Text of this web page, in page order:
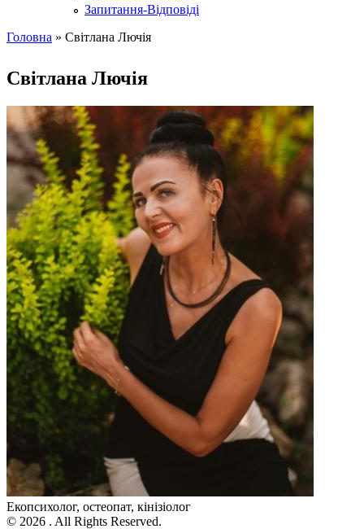
Запитання-Відповіді
Головна » Світлана Лючія
Світлана Лючія
Екопсихолог, остеопат, кінізіолог
© 2026 . All Rights Reserved.